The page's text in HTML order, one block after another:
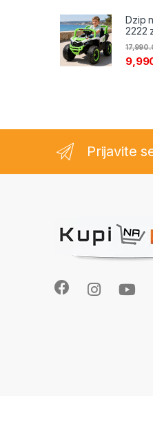
Dzip
2222
Prijavite